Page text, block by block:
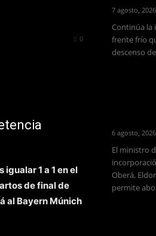
0
1 a 1 en el
de final de
al Bayern Múnich
7 agosto, 2026
Continúa la
frente frío
descenso
6 agosto, 2026
El ministro
Oberá,
permite